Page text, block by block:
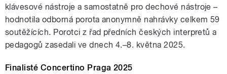
klávesové nástroje a samostatně pro dechové nástroje –
hodnotila odborná porota anonymně nahrávky celkem 59
soutěžících. Porotci z řad předních českých interpretů a
pedagogů zasedali ve dnech 4.–8. května 2025.
Finalisté Concertino Praga 2025